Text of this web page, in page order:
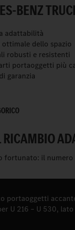
BENZ
adattabilità
ottimale dello spazio
robusti e resistenti
portaoggetti più
garanzia
fortunato: il numero
portaoggetti
U 216 – U 530,